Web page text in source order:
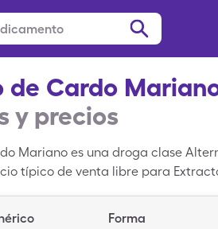
de Cardo
y precios
Mariano es una droga clase
típico de venta libre para
Forma